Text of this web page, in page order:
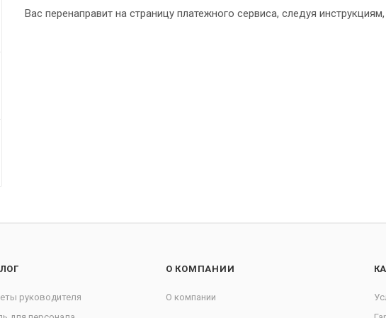
Вас перенаправит на страницу платежного сервиса, следуя
руководителя
О КОМПАНИИ
О компании